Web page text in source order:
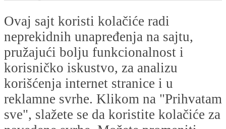
Ovaj sajt koristi kolačiće radi
neprekidnih unapređenja na sajtu,
pružajući bolju funkcionalnost i
korisničko iskustvo, za analizu
korišćenja internet stranice i u
reklamne svrhe. Klikom na "Prihvatam
sve", slažete se da koristite kolačiće za